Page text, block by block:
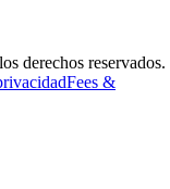
derechos reservados.
Fees &